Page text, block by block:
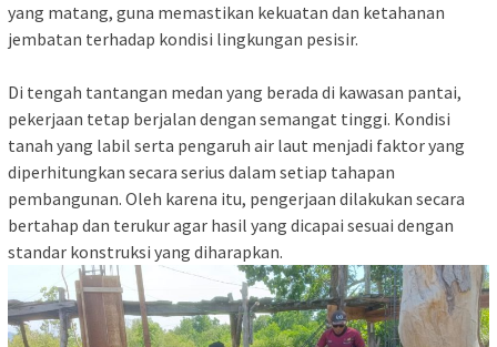
yang matang, guna memastikan kekuatan dan ketahanan
jembatan terhadap kondisi lingkungan pesisir.
Di tengah tantangan medan yang berada di kawasan pantai,
pekerjaan tetap berjalan dengan semangat tinggi. Kondisi
tanah yang labil serta pengaruh air laut menjadi faktor yang
diperhitungkan secara serius dalam setiap tahapan
pembangunan. Oleh karena itu, pengerjaan dilakukan secara
bertahap dan terukur agar hasil yang dicapai sesuai dengan
standar konstruksi yang diharapkan.